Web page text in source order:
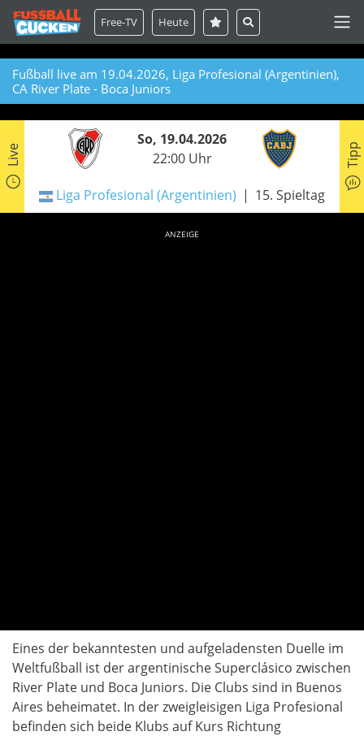
Free-TV Heute
Fußball live am 19.04.2026, Liga Profesional (Argentinien),
CA River Plate - Boca Juniors
Live
So, 19.04.2026
22:00 Uhr
Liga Profesional (Argentinien) 15. Spieltag
Tipp
Eines der bekanntesten und aufgeladensten Duelle im
Weltfußball ist der argentinische Superclásico zwischen
River Plate und Boca Juniors. Die Clubs sind in Buenos
Aires beheimatet. In der zweigleisigen Liga Profesional
befinden sich beide Klubs auf Kurs Richtung
ANZEIGE